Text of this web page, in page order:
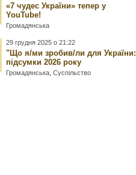
«7 чудес України» тепер у
YouTube!
Громадянська
29 грудня 2025 о 21:22
"Що я/ми зробив/ли для України:
підсумки 2026 року
Громадянська ,Суспільство